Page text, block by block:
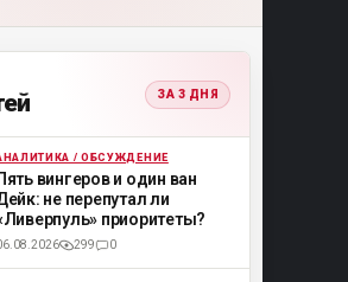
ЗА 3 ДНЯ
/ ОБСУЖДЕНИЕ
вингеров и один ван
не перепутал ли
приоритеты?
299 0